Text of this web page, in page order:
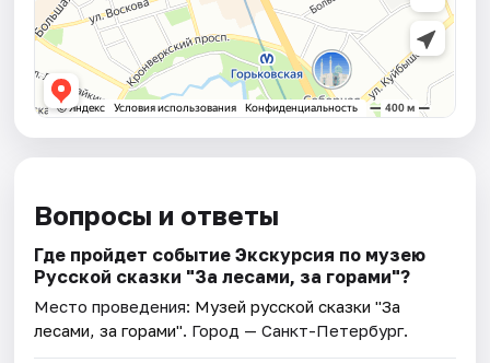
Вопросы и ответы
Где пройдет событие Экскурсия по музею
Русской сказки "За лесами, за горами"?
Место проведения: Музей русской сказки "За
лесами, за горами". Город — Санкт-Петербург.